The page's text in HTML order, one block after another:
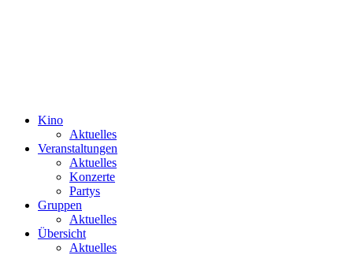
Kino
Aktuelles
Veranstaltungen
Aktuelles
Konzerte
Partys
Gruppen
Aktuelles
Übersicht
Aktuelles